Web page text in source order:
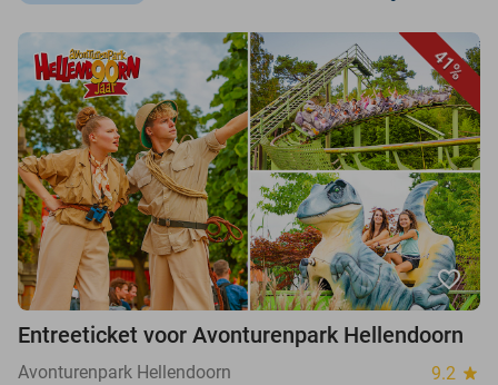
41%
favorite_border
Entreeticket voor Avonturenpark Hellendoorn
Avonturenpark Hellendoorn 9.2 star